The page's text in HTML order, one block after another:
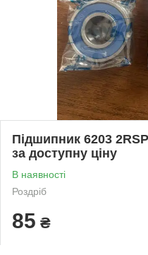
Підшипник 6203
за доступну ціну
В наявності
Роздріб
85 ₴